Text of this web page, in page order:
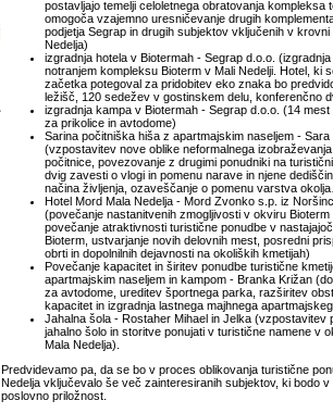
postavljajo temelji celoletnega obratovanja kompleksa
omogoča vzajemno uresničevanje drugih
podjetja Segrap in drugih subjektov vključenih v
Nedelja)
izgradnja hotela v Biotermah - Segrap d.o.o.
notranjem kompleksu Bioterm v Mali Nedelji. Hotel, ki
začetka potegoval za pridobitev eko znaka bo
ležišč, 120 sedežev v gostinskem delu, konferenčno
izgradnja kampa v Biotermah - Segrap d.o.o. (14
za prikolice in avtodome)
Sarina počitniška hiša z apartmajskim naseljem - Sara
(vzpostavitev nove oblike neformalnega
počitnice, povezovanje z drugimi ponudniki na
dvig zavesti o vlogi in pomenu narave in njene
načina življenja, ozaveščanje o pomenu varstva
Hotel Mord Mala Nedelja - Mord Zvonko s.p. iz
(povečanje nastanitvenih zmogljivosti v okviru Bioterm
povečanje atraktivnosti turistične ponudbe v
Bioterm, ustvarjanje novih delovnih mest, posredni
obrti in dopolnilnih dejavnosti na okoliških kmetijah)
Povečanje kapacitet in širitev ponudbe turistične
apartmajskim naseljem in kampom - Branka Križan
za avtodome, ureditev športnega parka, razširitev
kapacitet in izgradnja lastnega majhnega
Jahalna šola - Rostaher Mihael in Jelka (vzpostavitev
jahalno šolo in storitve ponujati v turistične namene v
Mala Nedelja).
Predvidevamo pa, da se bo v proces oblikovanja turistične
Nedelja vključevalo še več zainteresiranih subjektov, ki bodo
poslovno priložnost.